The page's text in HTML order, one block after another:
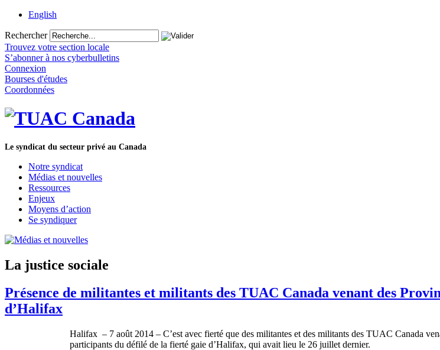
English
Rechercher
Trouvez votre section locale
S’abonner à nos cyberbulletins
Connexion
Bourses d'études
Coordonnées
Le syndicat du secteur privé au Canada
Notre syndicat
Médias et nouvelles
Ressources
Enjeux
Moyens d’action
Se syndiquer
La justice sociale
Présence de militantes et militants des TUAC Canada venant des
d’Halifax
Halifax – 7 août 2014 – C’est avec fierté que des militantes et des militants des TUAC Canada
participants du défilé de la fierté gaie d’Halifax, qui avait lieu le 26 juillet dernier.